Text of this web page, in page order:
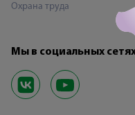
Охрана труда
Мы в социальных